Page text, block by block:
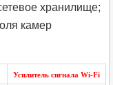
хранилище;
камер
Усилитель сигнала Wi-Fi